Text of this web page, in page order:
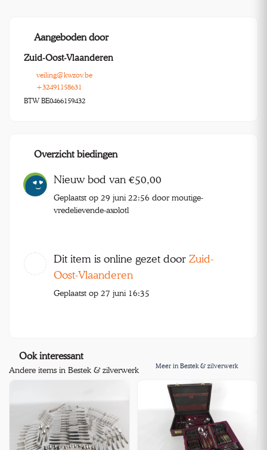
Aangeboden door
Zuid-Oost-Vlaanderen
veiling@kwzov.be
+32491158631
BTW BE0466159432
Overzicht biedingen
Nieuw bod van €50,00
Geplaatst op 29 juni 22:56 door moutige-
vredelievende-axolotl
Dit item is online gezet door Zuid-
Oost-Vlaanderen
Geplaatst op 27 juni 16:35
Ook interessant
Andere items in Bestek & zilverwerk Meer in Bestek & zilverwerk